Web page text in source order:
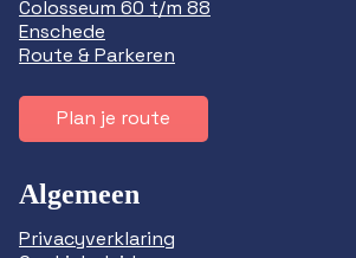
Colosseum 60 t/m 88
Enschede
Route & Parkeren
Plan je route
Algemeen
Privacyverklaring